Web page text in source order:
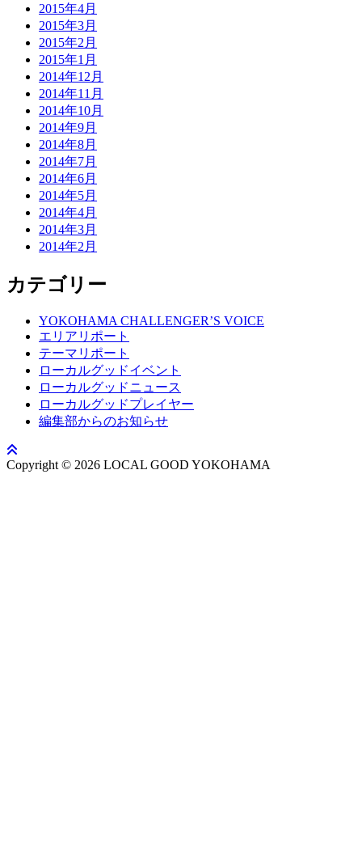
2015年4月
2015年3月
2015年2月
2015年1月
2014年12月
2014年11月
2014年10月
2014年9月
2014年8月
2014年7月
2014年6月
2014年5月
2014年4月
2014年3月
2014年2月
カテゴリー
YOKOHAMA CHALLENGER’S VOICE
エリアリポート
テーマリポート
ローカルグッドイベント
ローカルグッドニュース
ローカルグッドプレイヤー
編集部からのお知らせ
Copyright © 2026 LOCAL GOOD YOKOHAMA